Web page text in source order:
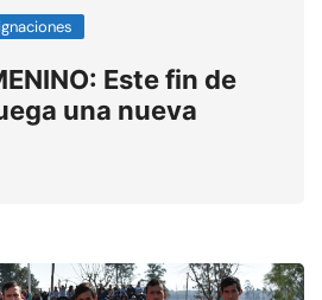
Este fin de
una nueva